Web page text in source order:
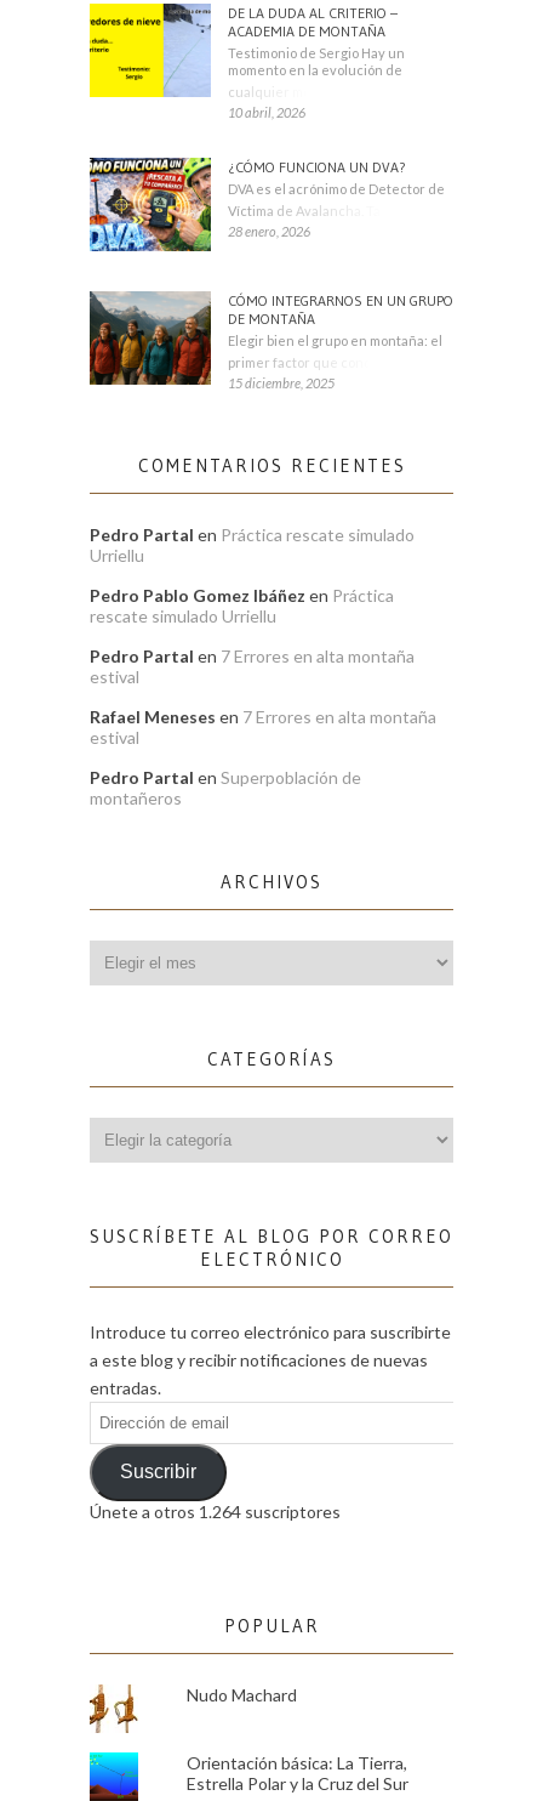
DE LA DUDA AL CRITERIO –
ACADEMIA DE MONTAÑA
Testimonio de Sergio Hay un
momento en la evolución de
cualquier montañero
10 abril, 2026
¿CÓMO FUNCIONA UN DVA?
DVA es el acrónimo de Detector de
Víctima de Avalancha. También se
28 enero, 2026
CÓMO INTEGRARNOS EN UN GRUPO
DE MONTAÑA
Elegir bien el grupo en montaña: el
primer factor que condiciona tu
15 diciembre, 2025
COMENTARIOS RECIENTES
Pedro Partal en Práctica rescate simulado
Urriellu
Pedro Pablo Gomez Ibáñez en Práctica
rescate simulado Urriellu
Pedro Partal en 7 Errores en alta montaña
estival
Rafael Meneses en 7 Errores en alta montaña
estival
Pedro Partal en Superpoblación de
montañeros
ARCHIVOS
CATEGORÍAS
SUSCRÍBETE AL BLOG POR CORREO
ELECTRÓNICO
Introduce tu correo electrónico para suscribirte
a este blog y recibir notificaciones de nuevas
entradas.
Dirección
de
emailSuscribir
Únete a otros 1.264 suscriptores
POPULAR
Nudo Machard
Orientación básica: La Tierra,
Estrella Polar y la Cruz del Sur